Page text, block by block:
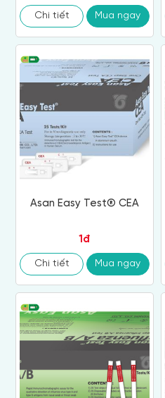
Chi tiết Mua ngay
Asan Easy Test® CEA
1đ
Chi tiết Mua ngay